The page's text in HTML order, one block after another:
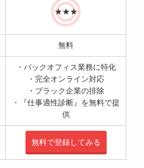
★★★
無料
・バックオフィス業務に特化
・完全オンライン対応
・ブラック企業の排除
・『仕事適性診断』を無料で提
供
無料で登録してみる